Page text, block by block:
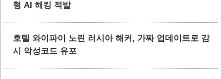
형 AI 해킹 적발
호텔 와이파이 노린 러시아 해커, 가짜 업데이트로 감
시 악성코드 유포